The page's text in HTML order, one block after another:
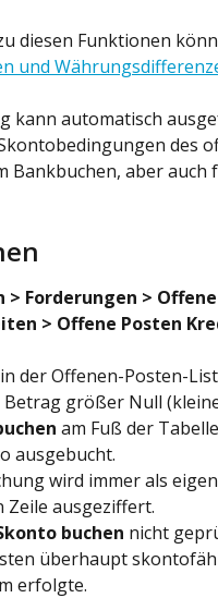
diesen Funktionen
und
kann automatisch
des
Bankbuchen, aber auch
> Forderungen >
> Offene Posten
der Offenen-Posten-
größer Null
am Fuß der
ausgebucht.
wird immer als
ausgeziffert.
buchen nicht
überhaupt
erfolgte.